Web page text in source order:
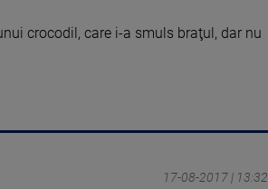
crocodil, care i-a smuls braţul, dar nu
17-08-2017 | 13:32